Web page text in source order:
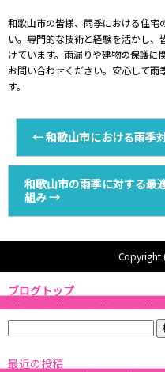
和歌山市の皆様、雨季における住宅
い。専門的な技術と経験を活かし
けています。雨漏りや建物の保護に
お問い合わせください。安心して
す。
←和歌山市における雨季
和歌山市の雨季に対する最
組み→
Copyright
ブログトップ
最近の投稿